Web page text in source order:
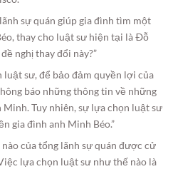
sự quán giúp gia đình tìm một
thay cho luật sư hiện tại là Ðỗ
nghị thay đổi này?”
luật sư, để bảo đảm quyền lợi của
báo những thông tin về những
Tuy nhiên, sự lựa chọn luật sư
gia đình anh Minh Béo.”
nào của tổng lãnh sự quán được cử
lựa chọn luật sư như thế nào là